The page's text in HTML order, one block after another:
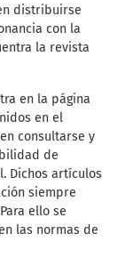
distribuirse
con la
la revista
en la página
en el
consultarse y
de
Dichos artículos
siempre
ello se
las normas de